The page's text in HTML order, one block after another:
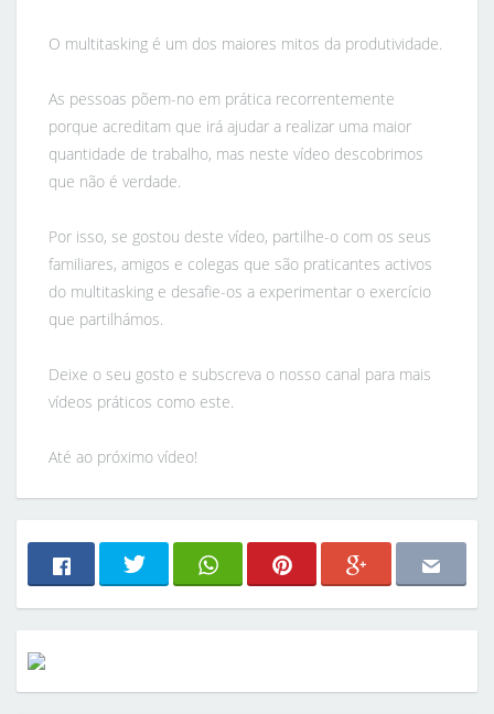
O multitasking é um dos maiores mitos da produtividade.
As pessoas põem-no em prática recorrentemente
porque acreditam que irá ajudar a realizar uma maior
quantidade de trabalho, mas neste vídeo descobrimos
que não é verdade.
Por isso, se gostou deste vídeo, partilhe-o com os seus
familiares, amigos e colegas que são praticantes activos
do multitasking e desafie-os a experimentar o exercício
que partilhámos.
Deixe o seu gosto e subscreva o nosso canal para mais
vídeos práticos como este.
Até ao próximo vídeo!